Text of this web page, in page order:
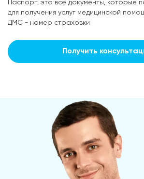
Паспорт, это все документы, которые
для получения услуг медицинской
ДМС - номер страховки
Получить